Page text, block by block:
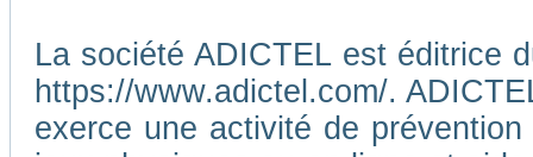
La société ADICTEL est éditrice
https://www.adictel.com/.
exerce une activité de